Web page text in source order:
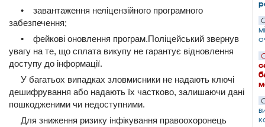
• завантаження неліцензійного програмного
забезпечення;
• фейкові оновлення програм.Поліцейський звернув
увагу на те, що сплата викупу не гарантує відновлення
доступу до інформації.
У багатьох випадках зловмисники не надають ключі
дешифрування або надають їх частково, залишаючи дані
пошкодженими чи недоступними.
Для зниження ризику інфікування правоохоронець